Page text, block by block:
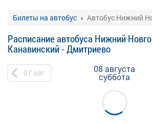
Билеты на автобус Автобус Нижний
Расписание автобуса Нижний
Канавинский - Дмитриево
07 авг 08 августа
суббота